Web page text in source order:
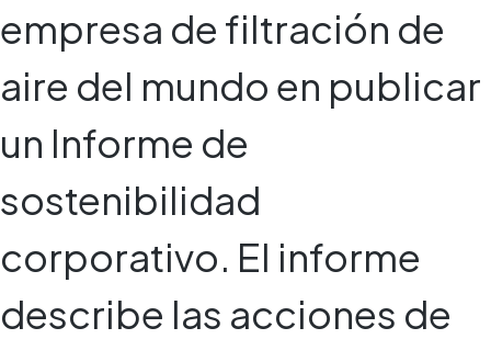
empresa de filtración de
aire del mundo en publicar
un Informe de
sostenibilidad
corporativo. El informe
describe las acciones de